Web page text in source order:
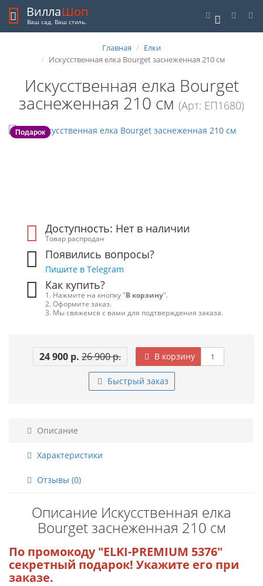
0
ВиллаШоп
Ваш сад. Ваш стиль.
Главная
Елки
Искусственная елка Bourget заснеженная 210 см
Искусственная елка Bourget
заснеженная 210 см (Арт: ЕП1680)
Подарок
Доступность: Нет в наличии
Товар распродан
Появились вопросы?
Пишите в Telegram
Как купить?
1. Нажмите на кнопку "В корзину".
2. Оформите заказ.
3. Мы свяжемся с вами для подтверждения заказа.
24 900 р. 26 900 р. В корзину
Быстрый заказ
Описание
Характеристики
Отзывы (0)
Описание Искусственная елка
Bourget заснеженная 210 см
По промокоду "ELKI-PREMIUM 5376"
секретный подарок! Укажите его при
заказе.